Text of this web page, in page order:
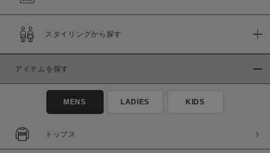
スタイリングから探す
アイテムを探す
MENS LADIES KIDS
トップス